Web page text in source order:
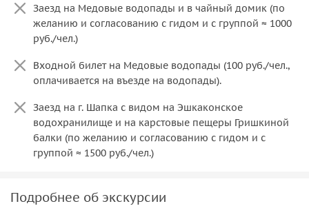
Заезд на Медовые водопады и в чайный домик (по
желанию и согласованию с гидом и с группой ≈ 1000
руб./чел.)
Входной билет на Медовые водопады (100 руб./чел.,
оплачивается на въезде на водопады).
Заезд на г. Шапка с видом на Эшкаконское
водохранилище и на карстовые пещеры Гришкиной
балки (по желанию и согласованию с гидом и с
группой ≈ 1500 руб./чел.)
Подробнее об экскурсии